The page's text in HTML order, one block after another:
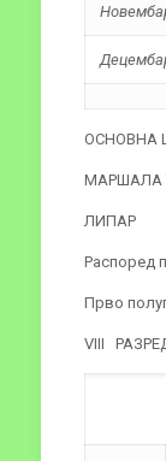
ОСНОВНА
МАРШАЛА
ЛИПАР
Распоред
Прво
VIII